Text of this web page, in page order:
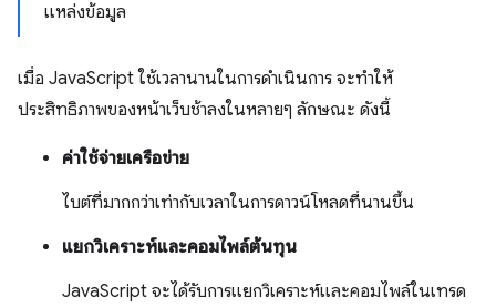
แหล่งข้อมูล
เมื่อ JavaScript ใช้เวลานานในการดำเนินการ จะทำให้
ประสิทธิภาพของหน้าเว็บช้าลงในหลายๆ ลักษณะ ดังนี้
ค่าใช้จ่ายเครือข่าย
ไบต์ที่มากกว่าเท่ากับเวลาในการดาวน์โหลดที่นานขึ้น
แยกวิเคราะห์และคอมไพล์ต้นทุน
JavaScript จะได้รับการแยกวิเคราะห์และคอมไพล์ในเทรด